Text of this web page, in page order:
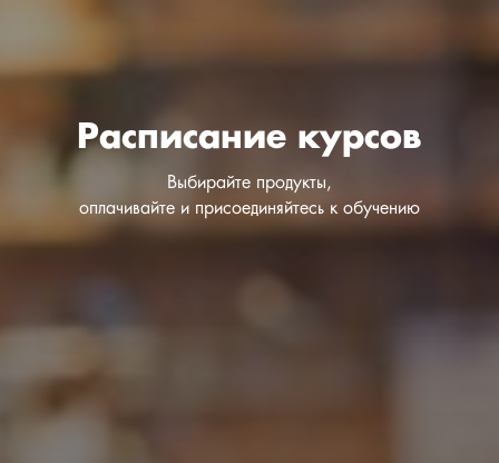
Расписание курсов
Выбирайте продукты,
оплачивайте и присоединяйтесь к обучению